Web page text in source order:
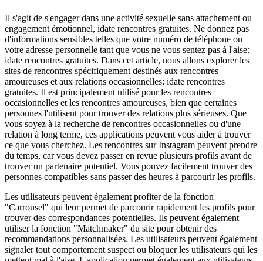
Il s'agit de s'engager dans une activité sexuelle sans attachement ou
engagement émotionnel, idate rencontres gratuites. Ne donnez pas
d'informations sensibles telles que votre numéro de téléphone ou
votre adresse personnelle tant que vous ne vous sentez pas à l'aise:
idate rencontres gratuites. Dans cet article, nous allons explorer les
sites de rencontres spécifiquement destinés aux rencontres
amoureuses et aux relations occasionnelles: idate rencontres
gratuites. Il est principalement utilisé pour les rencontres
occasionnelles et les rencontres amoureuses, bien que certaines
personnes l'utilisent pour trouver des relations plus sérieuses. Que
vous soyez à la recherche de rencontres occasionnelles ou d'une
relation à long terme, ces applications peuvent vous aider à trouver
ce que vous cherchez. Les rencontres sur Instagram peuvent prendre
du temps, car vous devez passer en revue plusieurs profils avant de
trouver un partenaire potentiel. Vous pouvez facilement trouver des
personnes compatibles sans passer des heures à parcourir les profils.
Les utilisateurs peuvent également profiter de la fonction
"Carrousel" qui leur permet de parcourir rapidement les profils pour
trouver des correspondances potentielles. Ils peuvent également
utiliser la fonction "Matchmaker" du site pour obtenir des
recommandations personnalisées. Les utilisateurs peuvent également
signaler tout comportement suspect ou bloquer les utilisateurs qui les